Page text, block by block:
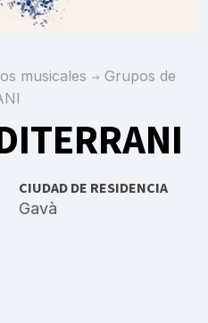
musicales
Grupos de
CIUDAD DE RESIDENCIA
Gavà